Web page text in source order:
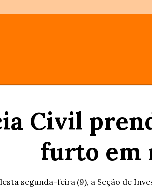
Civil
furto em
segunda-feira (9), a Seção de